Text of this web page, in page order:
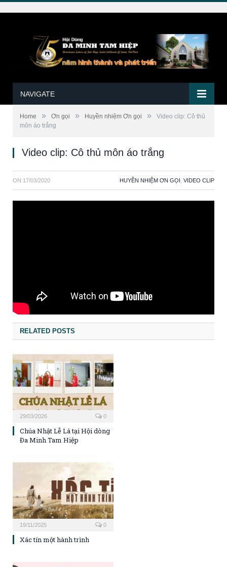
NAVIGATE
Home » Ơn gọi » Huyền nhiệm Ơn gọi »
Video clip: Cô thủ
môn áo trắng
Video clip: Cô thủ môn áo trắng
ON 17/03/2020 HUYỀN NHIỆM ƠN GỌI VIDEO CLIP
RELATED POSTS
29/03/2026 0
Chúa Nhật Lễ Lá tại Hội dòng
Đa Minh Tam Hiệp
19/11/2025 0
Xác tín một hành trình